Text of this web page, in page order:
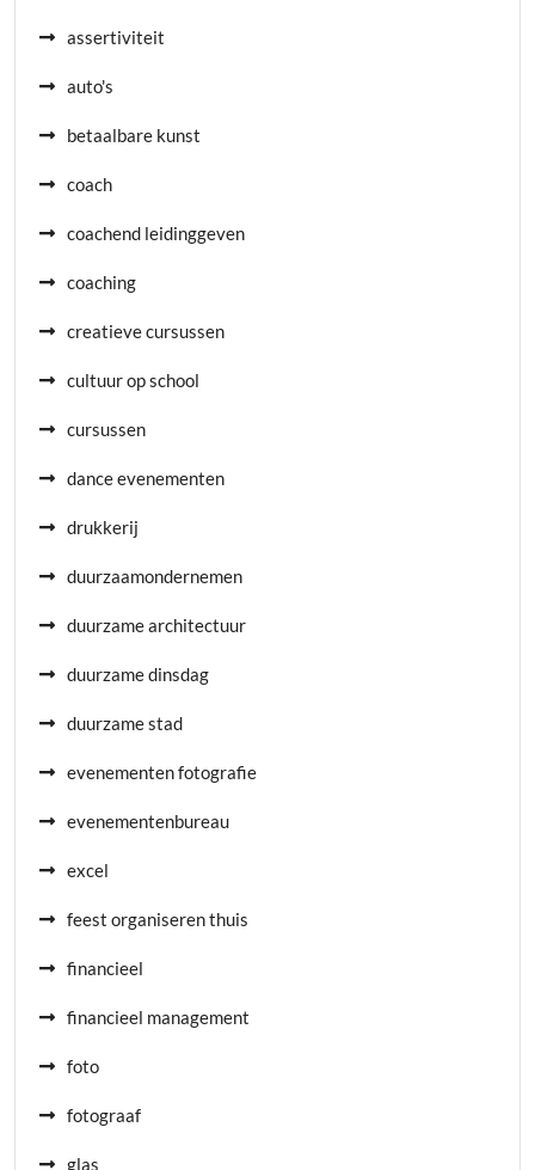
assertiviteit
auto's
betaalbare kunst
coach
coachend leidinggeven
coaching
creatieve cursussen
cultuur op school
cursussen
dance evenementen
drukkerij
duurzaamondernemen
duurzame architectuur
duurzame dinsdag
duurzame stad
evenementen fotografie
evenementenbureau
excel
feest organiseren thuis
financieel
financieel management
foto
fotograaf
glas